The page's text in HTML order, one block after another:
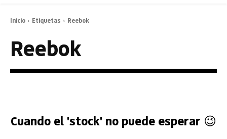
Inicio Etiquetas Reebok
Reebok
Cuando el 'stock' no puede esperar 😉